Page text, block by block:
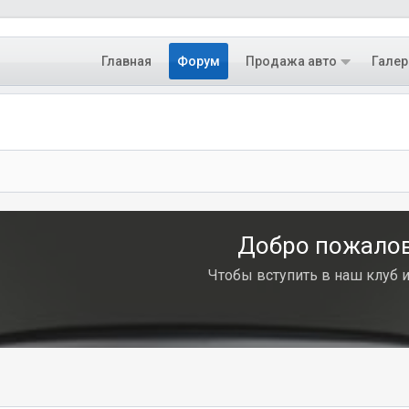
Главная Форум Продажа авто
Добро
Чтобы вступить в наш клуб